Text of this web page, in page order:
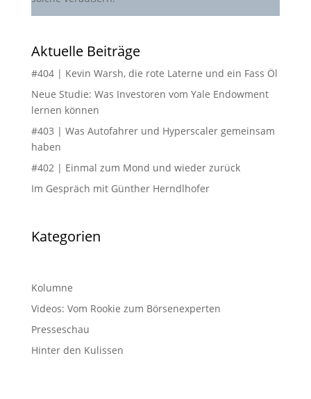
Aktuelle Beiträge
#404 | Kevin Warsh, die rote Laterne und ein Fass Öl
Neue Studie: Was Investoren vom Yale Endowment
lernen können
#403 | Was Autofahrer und Hyperscaler gemeinsam
haben
#402 | Einmal zum Mond und wieder zurück
Im Gespräch mit Günther Herndlhofer
Kategorien
Kolumne
Videos: Vom Rookie zum Börsenexperten
Presseschau
Hinter den Kulissen